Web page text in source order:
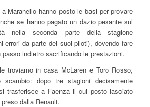
Maranello hanno posto le basi per provare
se hanno pagato un dazio pesante sul
nella seconda parte della stagione
errori da parte dei suoi piloti), dovendo fare
indietro sacrificando le prestazioni.
troviamo in casa McLaren e Toro Rosso,
scambio: dopo tre stagioni decisamente
trasferisce a Faenza il cui posto lasciato
dalla Renault.